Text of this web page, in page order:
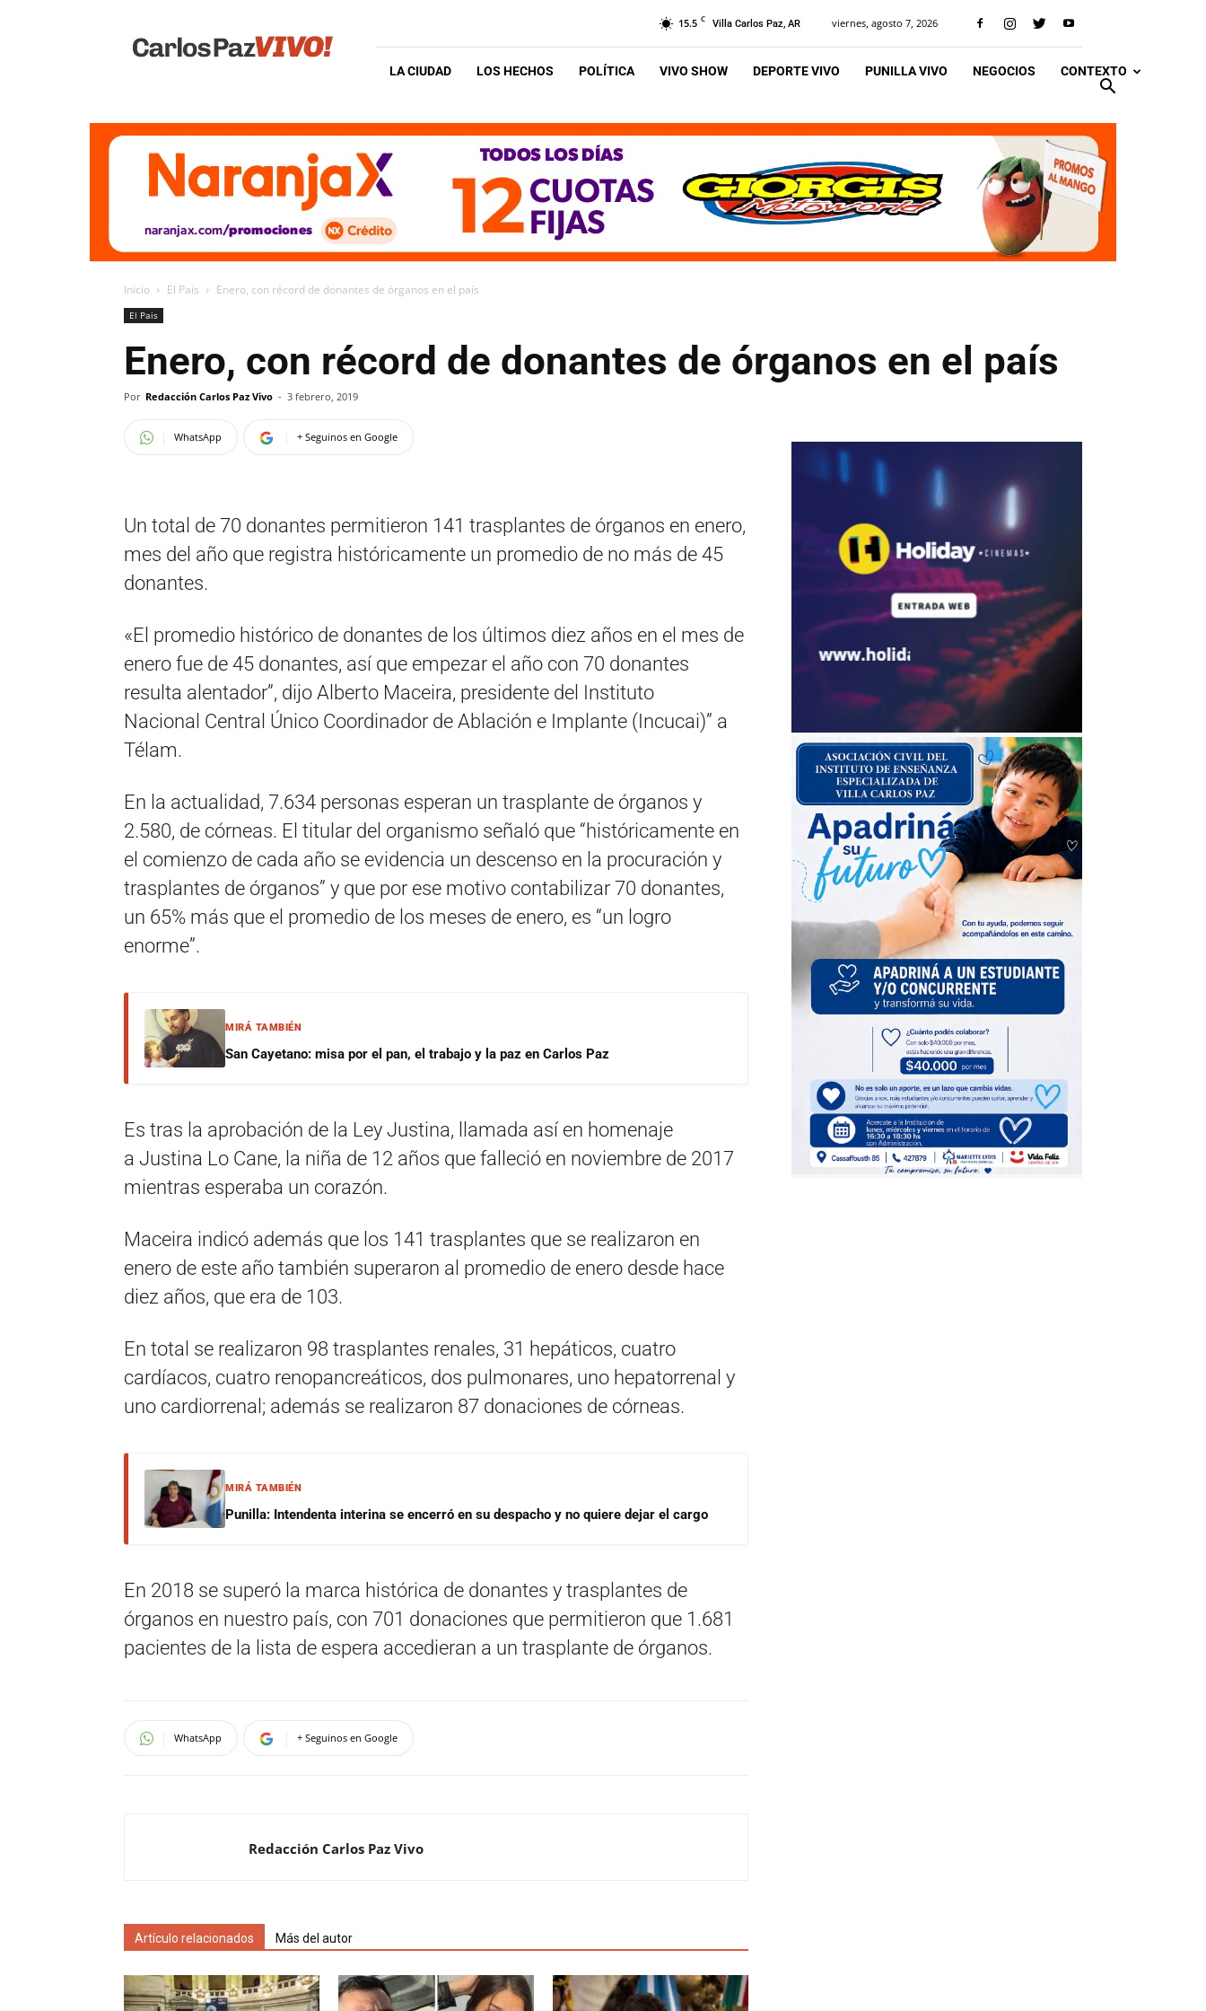
Vivo
15.5 C Villa Carlos Paz, AR viernes, agosto 7, 2026
LA CIUDAD LOS HECHOS POLÍTICA VIVO SHOW DEPORTE VIVO PUNILLA VIVO NEGOCIOS CONTEXTO
Inicio El Pais Enero, con récord de donantes de órganos en el país
El Pais
Enero, con récord de donantes de órganos en el país
Por Redacción Carlos Paz Vivo - 3 febrero, 2019
WhatsApp + Seguinos en Google
Un total de 70 donantes permitieron 141 trasplantes de órganos en enero,
mes del año que registra históricamente un promedio de no más de 45
donantes.
«El promedio histórico de donantes de los últimos diez años en el mes de
enero fue de 45 donantes, así que empezar el año con 70 donantes
resulta alentador”, dijo Alberto Maceira, presidente del Instituto
Nacional Central Único Coordinador de Ablación e Implante (Incucai)” a
Télam.
En la actualidad, 7.634 personas esperan un trasplante de órganos y
2.580, de córneas. El titular del organismo señaló que “históricamente en
el comienzo de cada año se evidencia un descenso en la procuración y
trasplantes de órganos” y que por ese motivo contabilizar 70 donantes,
un 65% más que el promedio de los meses de enero, es “un logro
enorme”.
MIRÁ TAMBIÉN
San Cayetano: misa por el pan, el trabajo y la paz en Carlos Paz
Es tras la aprobación de la Ley Justina, llamada así en homenaje
a Justina Lo Cane, la niña de 12 años que falleció en noviembre de 2017
mientras esperaba un corazón.
Maceira indicó además que los 141 trasplantes que se realizaron en
enero de este año también superaron al promedio de enero desde hace
diez años, que era de 103.
En total se realizaron 98 trasplantes renales, 31 hepáticos, cuatro
cardíacos, cuatro renopancreáticos, dos pulmonares, uno hepatorrenal y
uno cardiorrenal; además se realizaron 87 donaciones de córneas.
MIRÁ TAMBIÉN
Punilla: Intendenta interina se encerró en su despacho y no quiere dejar el cargo
En 2018 se superó la marca histórica de donantes y trasplantes de
órganos en nuestro país, con 701 donaciones que permitieron que 1.681
pacientes de la lista de espera accedieran a un trasplante de órganos.
WhatsApp + Seguinos en Google
Redacción Carlos Paz Vivo
Artículo relacionados Más del autor